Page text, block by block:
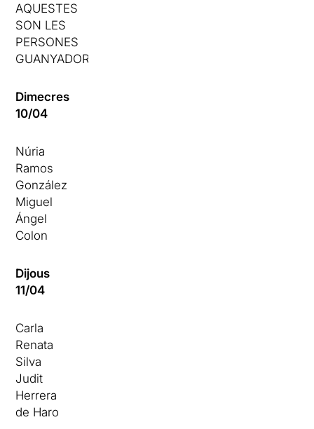
AQUESTES
SON LES
PERSONES
GUANYADORES
Dimecres
10/04
Núria
Ramos
González
Miguel
Ángel
Colon
Dijous
11/04
Carla
Renata
Silva
Judit
Herrera
de Haro